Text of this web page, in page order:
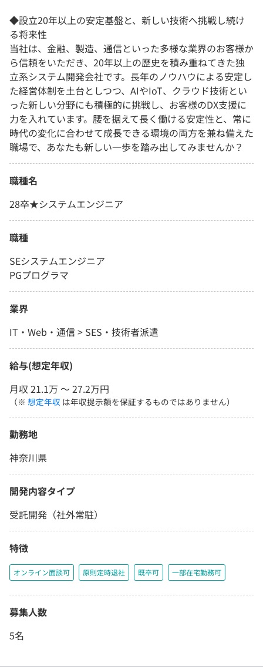
◆設立20年以上の安定基盤と、新しい技術へ挑戦し続け
る将来性
当社は、金融、製造、通信といった多様な業界のお客様か
ら信頼をいただき、20年以上の歴史を積み重ねてきた独
立系システム開発会社です。長年のノウハウによる安定し
た経営体制を土台としつつ、AIやIoT、クラウド技術とい
った新しい分野にも積極的に挑戦し、お客様のDX支援に
力を入れています。腰を据えて長く働ける安定性と、常に
時代の変化に合わせて成長できる環境の両方を兼ね備えた
職場で、あなたも新しい一歩を踏み出してみませんか？
職種名
28卒★システムエンジニア
職種
SEシステムエンジニア
PGプログラマ
業界
IT・Web・通信 > SES・技術者派遣
給与(想定年収)
月収 21.1万 〜 27.2万円
（※ 想定年収 は年収提示額を保証するものではありません）
勤務地
神奈川県
開発内容タイプ
受託開発（社外常駐）
特徴
オンライン面談可 原則定時退社 既卒可 一部在宅勤務可
募集人数
5名